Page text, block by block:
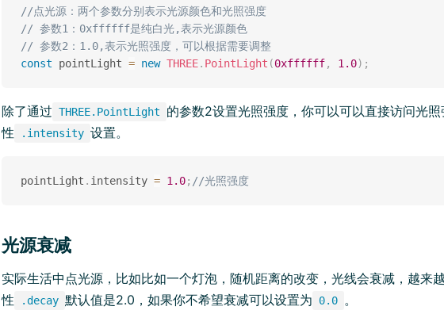
//点光源：两个参数分别表示光源颜色和光照强度
// 参数1：0xffffff是纯白光,表示光源颜色
// 参数2：1.0,表示光照强度，可以根据需要调整
const pointLight = new THREE. PointLight (0xffffff, 1.0) ;
除了通过 THREE.PointLight
的参数2设置光照强度，你可以可以直接访问光照
性
.intensity 设置。
pointLight . intensity = 1.0; //光照强度
光源衰减
实际生活中点光源，比如比如一个灯泡，随机距离的改变，光线会衰减，越来
性
.decay 默认值是2.0，如果你不希望衰减可以设置为 0.0 。